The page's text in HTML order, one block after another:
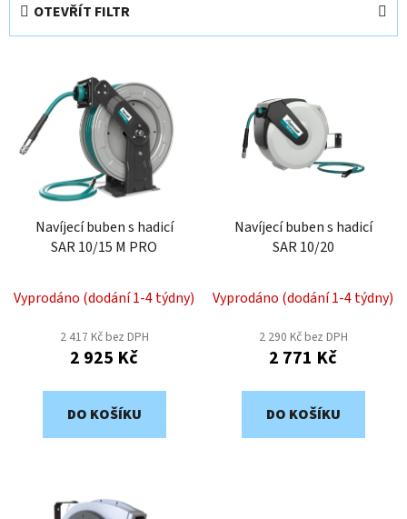
n
í
d
u
OTEVŘÍT FILTR
s
k
Navíjecí buben s hadicí
SAR 10/15 M PRO
Vyprodáno (dodání 1-4 týdny)
2 417 Kč bez DPH
2 925 Kč
DO KOŠÍKU
Navíjecí buben s hadicí
SAR 10/20
Vyprodáno (dodání 1-4 týdny)
2 290 Kč bez DPH
2 771 Kč
DO KOŠÍKU